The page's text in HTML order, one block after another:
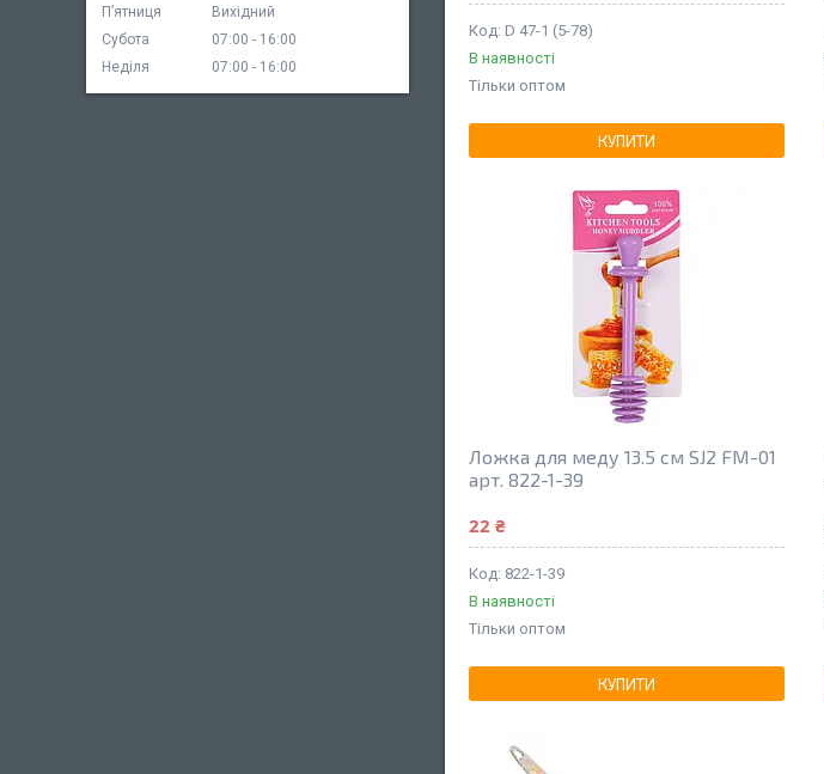
D 47-1 (5-78)
В наявності
Тільки оптом
КУПИТИ
Ложка для меду 13.5 см SJ2 FM-01
арт. 822-1-39
22 ₴
822-1-39
В наявності
Тільки оптом
КУПИТИ
Пʼятниця
Вихідний
Субота
07:00
16:00
Неділя
07:00 16:00